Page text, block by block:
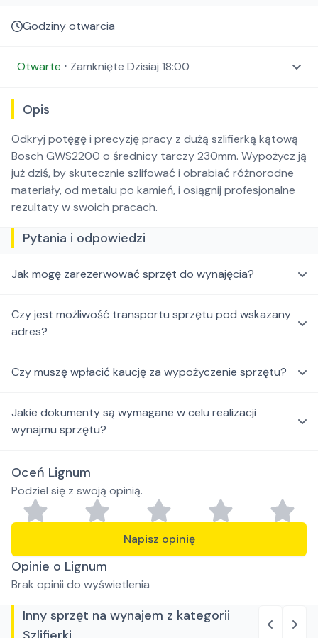
Godziny otwarcia
Otwarte ⋅ Zamknięte Dzisiaj 18:00
Opis
Odkryj potęgę i precyzję pracy z dużą szlifierką kątową
Bosch GWS2200 o średnicy tarczy 230mm. Wypożycz ją
już dziś, by skutecznie szlifować i obrabiać różnorodne
materiały, od metalu po kamień, i osiągnij profesjonalne
rezultaty w swoich pracach.
Pytania i odpowiedzi
Jak mogę zarezerwować sprzęt do wynajęcia?
Czy jest możliwość transportu sprzętu pod wskazany
adres?
Czy muszę wpłacić kaucję za wypożyczenie sprzętu?
Jakie dokumenty są wymagane w celu realizacji
wynajmu sprzętu?
Oceń Lignum
Podziel się z swoją opinią.
Napisz opinię
Opinie o Lignum
Brak opinii do wyświetlenia
Inny sprzęt na wynajem z kategorii